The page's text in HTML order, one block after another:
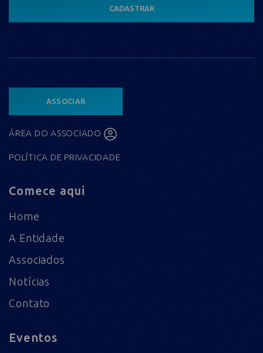
CADASTRAR
ASSOCIAR
ÁREA DO ASSOCIADO
POLÍTICA DE PRIVACIDADE
Comece aqui
Home
A Entidade
Associados
Notícias
Contato
Eventos